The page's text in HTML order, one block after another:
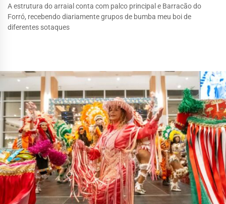
A estrutura do arraial conta com palco principal e Barracão do
Forró, recebendo diariamente grupos de bumba meu boi de
diferentes sotaques